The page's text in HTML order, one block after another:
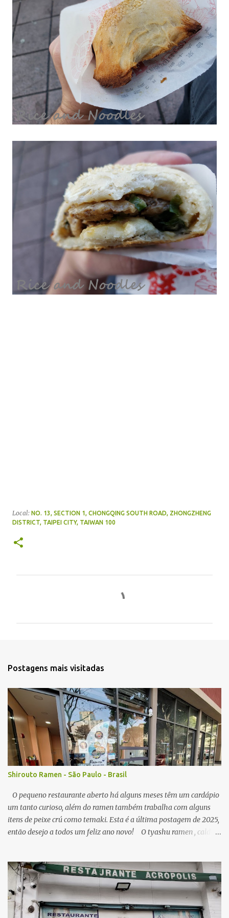
Local: NO. 13, SECTION 1, CHONGQING SOUTH ROAD, ZHONGZHENG
DISTRICT, TAIPEI CITY, TAIWAN 100
r
i
o
s
Postagens mais visitadas
Shirouto Ramen - São Paulo - Brasil
O pequeno restaurante aberto há alguns meses têm um cardápio
um tanto curioso, além do ramen também trabalha com alguns
itens de peixe crú como temaki. Esta é a última postagem de 2025,
então desejo a todos um feliz ano novo! O tyashu ramen , caldo
ponto de sal no caldo, algumas vezes estava perfeito, mas peguei o
caldo um pouco salgado demais. A qualidade do macarrão é
satisfatória, os pedaços de tyashu bons. Nota: 8/10 O combo de
chahan com karaage , o arroz frito segue muito estilo nipo